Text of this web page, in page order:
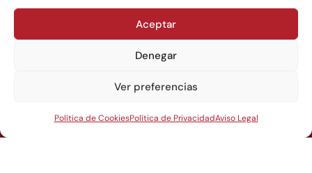
Aceptar
Denegar
Ver preferencias
Política de CookiesPolítica de PrivacidadAviso Legal
«Financiado por la Unión Europea – NextGenerationEU. Sin embargo, los
puntos de vista y las opiniones expresadas son únicamente los del autor
Comisión Europea. Ni la Unión Europea ni la Comisión Europea pueden